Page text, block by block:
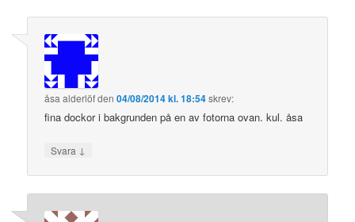
åsa alderlöfden04/08/2014 kl. 18:54skrev:
fina dockor i bakgrunden på en av fotorna ovan. kul. åsa
Svara ↓